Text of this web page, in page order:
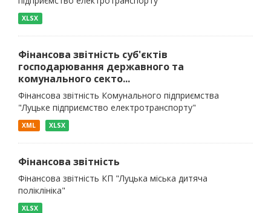
XLSX
Фінансова звітність суб'єктів
господарювання державного та
комунального секто...
Фінансова звітність Комунального підприємства
"Луцьке підприємство електротранспорту"
XML XLSX
Фінансова звітність
Фінансова звітність КП "Луцька міська дитяча
поліклініка"
XLSX